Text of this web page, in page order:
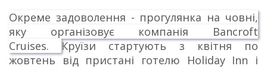
Окреме задоволення - прогулянка на човні,
яку організовує компанія Bancroft
Cruises. Круїзи стартують з квітня по
жовтень від пристані готелю Holiday Inn і